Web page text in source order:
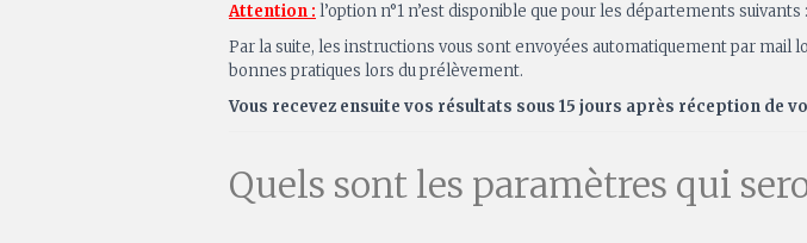
Attention : l’option n°1 n’est disponible que pour les départements suivants :
Par la suite, les instructions vous sont envoyées automatiquement par
bonnes pratiques lors du prélèvement.
Vous recevez ensuite vos résultats sous 15 jours après réception de
Quels sont les paramètres qui